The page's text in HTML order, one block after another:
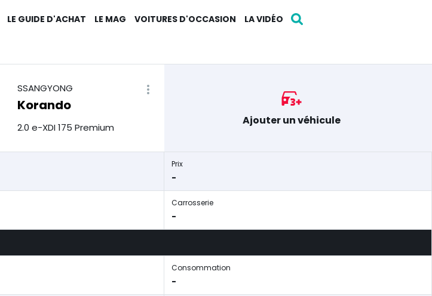
LE GUIDE D'ACHAT LE MAG VOITURES D'OCCASION LA VIDÉO
SSANGYONG
Korando
2.0 e-XDI 175 Premium
Ajouter un véhicule
Prix
-
Carrosserie
-
Consommation
-